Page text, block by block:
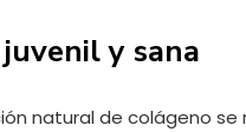
y sana
natural de colágeno